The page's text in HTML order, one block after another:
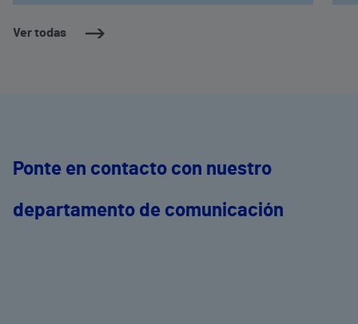
Ver todas
Ponte en contacto con nuestro
departamento de comunicación